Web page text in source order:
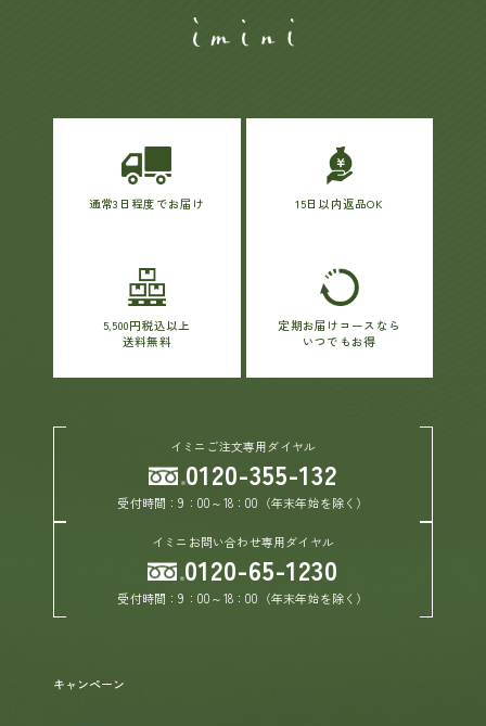
通常3日程度でお届け 15日以内返品OK
5,500円税込以上
送料無料
定期お届けコースなら
いつでもお得
キャンペーン
イミニご注文専用ダイヤル
0120-355-132
受付時間：9：00～18：00（年末年始を除く）
イミニお問い合わせ専用ダイヤル
0120-65-1230
受付時間：9：00～18：00（年末年始を除く）